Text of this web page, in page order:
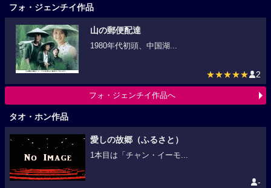
フォ・ジェンチイ作品
山の郵便配達
1980年代初頭、中国湖...
★★★★★ 2
フォ・ジェンチイ作品へ
タオ・ホン作品
愛しの故郷（ふるさと）
1本目は「チャン・イーモ...
-